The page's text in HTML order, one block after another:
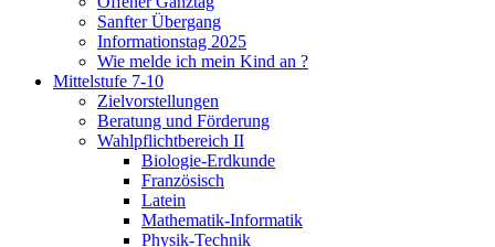
Sanfter Übergang
Informationstag 2025
Wie melde ich mein Kind an ?
Mittelstufe 7-10
Zielvorstellungen
Beratung und Förderung
Wahlpflichtbereich II
Biologie-Erdkunde
Französisch
Latein
Mathematik-Informatik
Physik-Technik